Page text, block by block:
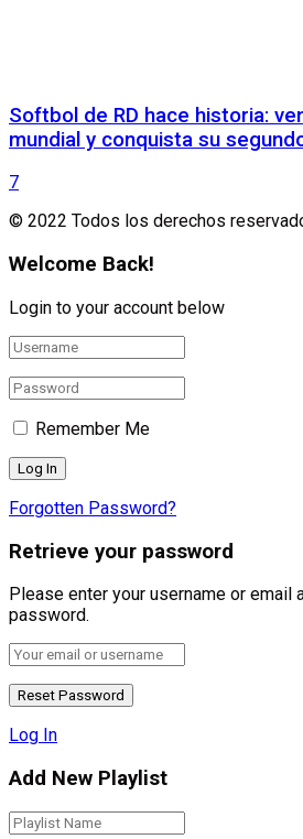
Softbol de RD hace historia:
mundial y conquista su
7
© 2022 Todos los derechos
Welcome Back!
Login to your account below
Remember Me
Forgotten Password?
Retrieve your password
Please enter your username or email
password.
Log In
Add New Playlist